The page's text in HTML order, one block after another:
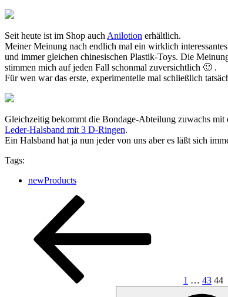
Seit heute ist im Shop auch Anilotion erhältlich.
Meiner Meinung nach endlich mal ein wirklich
und immer gleichen chinesischen Plastik-Toys. Die
stimmen mich auf jeden Fall schonmal zuversichtlich 🙂 .
Für wen war das erste, experimentelle mal schließlich
Gleichzeitig bekommt die Bondage-Abteilung zuwachs mit
Leder-Halsband mit 3 D-Ringen.
Ein Halsband hat ja nun jeder von uns aber es läßt sich
Tags:
newProducts
Seitennummerierung
Beiträge
1 … 43 44